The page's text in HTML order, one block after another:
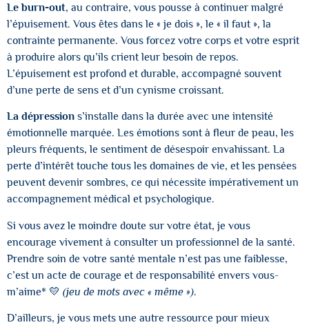
Le burn-out, au contraire, vous pousse à continuer malgré
l’épuisement. Vous êtes dans le « je dois », le « il faut », la
contrainte permanente. Vous forcez votre corps et votre esprit
à produire alors qu’ils crient leur besoin de repos.
L’épuisement est profond et durable, accompagné souvent
d’une perte de sens et d’un cynisme croissant.
La dépression s’installe dans la durée avec une intensité
émotionnelle marquée. Les émotions sont à fleur de peau, les
pleurs fréquents, le sentiment de désespoir envahissant. La
perte d’intérêt touche tous les domaines de vie, et les pensées
peuvent devenir sombres, ce qui nécessite impérativement un
accompagnement médical et psychologique.
Si vous avez le moindre doute sur votre état, je vous
encourage vivement à consulter un professionnel de la santé.
Prendre soin de votre santé mentale n’est pas une faiblesse,
c’est un acte de courage et de responsabilité envers vous-
m’aime* 💛 (jeu de mots avec « même »).
D’ailleurs, je vous mets une autre ressource pour mieux